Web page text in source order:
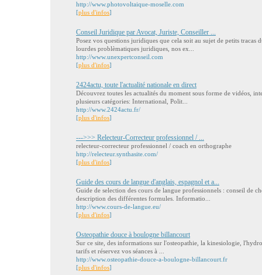
http://www.photovoltaique-moselle.com
[plus d'infos]
Conseil Juridique par Avocat, Juriste, Conseiller ...
Posez vos questions juridiques que cela soit au sujet de petits
lourdes problèmatiques juridiques, nos ex...
http://www.unexpertconseil.com
[plus d'infos]
2424actu, toute l'actualité nationale en direct
Découvrez toutes les actualités du moment sous forme de vidéos,
plusieurs catégories: International, Polit...
http://www.2424actu.fr/
[plus d'infos]
--->>> Relecteur-Correcteur professionnel / ...
relecteur-correcteur professionnel / coach en orthographe
http://relecteur.synthasite.com/
[plus d'infos]
Guide des cours de langue d'anglais, espagnol et a...
Guide de selection des cours de langue professionnels : conseil de
description des différentes formules. Informatio...
http://www.cours-de-langue.eu/
[plus d'infos]
Osteopathie douce à boulogne billancourt
Sur ce site, des informations sur l'osteopathie, la kinesiologie,
tarifs et réservez vos séances à ...
http://www.osteopathie-douce-a-boulogne-billancourt.fr
[plus d'infos]